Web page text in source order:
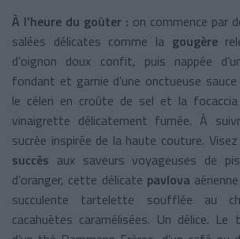
À l’heure du goûter : on commence par
salées délicates comme la gougère
d’oignon doux confit, puis nappée
fondant et garnie d’une onctueuse
le céleri en croûte de sel et la
vinaigrette délicatement fumée. À
sucrée inspirée de la haute couture.
succès aux saveurs voyageuses de
d’oranger, cette délicate pavlova
succulente tartelette soufflée au
cacahuètes caramélisées. Un délice. Le